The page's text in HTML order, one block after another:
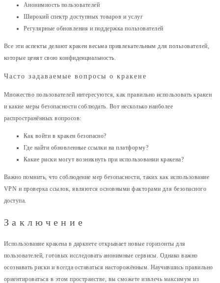
Анонимность пользователей
Широкий спектр доступных товаров и услуг
Регулярные обновления и поддержка пользователей
Все эти аспекты делают кракен весьма привлекательным для пользователей,
которые ценят свою конфиденциальность.
Часто задаваемые вопросы о кракене
Множество пользователей интересуются, как правильно использовать кракен
и какие меры безопасности соблюдать. Вот несколько наиболее
распространённых вопросов:
Как войти в кракен безопасно?
Где найти обновленные ссылки на платформу?
Какие риски могут возникнуть при использовании кракена?
Важно помнить, что соблюдение мер безопасности, таких как использование
VPN и проверка ссылок, являются основными факторами для безопасного
доступа.
Заключение
Использование кракена в даркнете открывает новые горизонты для
пользователей, готовых исследовать анонимные сервисы. Однако важно
осознавать риски и всегда оставаться насторожённым. Научившись правильно
ориентироваться в этом пространстве, вы сможете извлечь максимум из